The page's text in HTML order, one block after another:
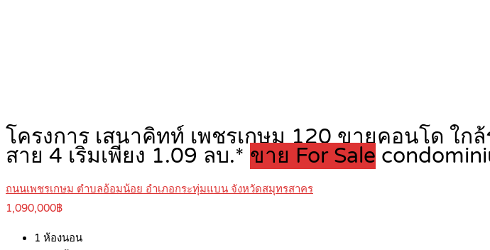
โครงการ เสนาคิทท์ เพชรเกษม 120 ขายคอนโด
สาย 4 เริ่มเพียง 1.09 ลบ.* ขาย For Sale
ถนนเพชรเกษม ตำบลอ้อมน้อย อำเภอกระทุ่มแบน จังหวัดสมุทรสาคร
1,090,000฿
1 ห้องนอน